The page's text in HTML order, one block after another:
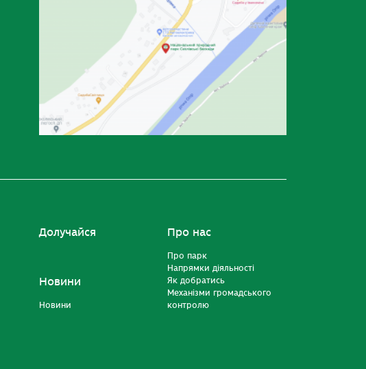
Долучайся
Новини
Новини
Про нас
Про парк
Напрямки діяльності
Як добратись
Механізми громадського
контролю